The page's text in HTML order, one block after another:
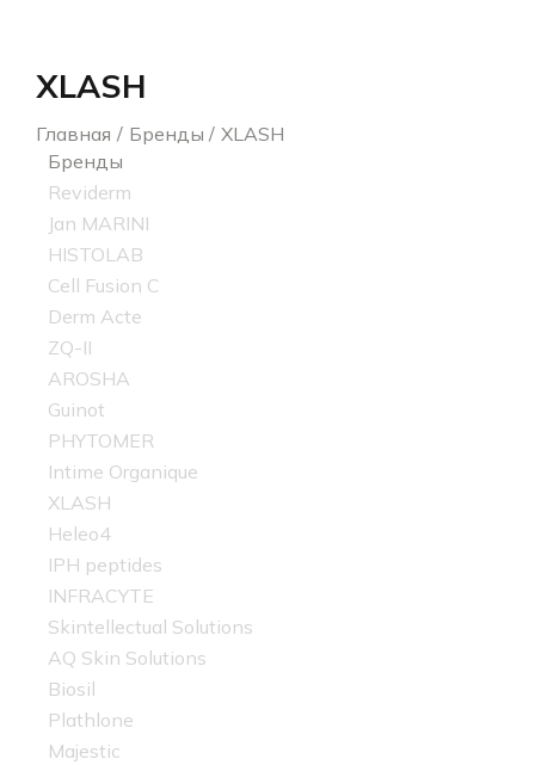
XLASH
Главная Бренды
XLASH
Бренды
Reviderm
Jan MARINI
HISTOLAB
Cell Fusion C
Derm Acte
ZQ-II
AROSHA
Guinot
PHYTOMER
Intime Organique
XLASH
Heleo4
IPH peptides
INFRACYTE
Skintellectual Solutions
AQ Skin Solutions
Biosil
Plathlone
Majestic